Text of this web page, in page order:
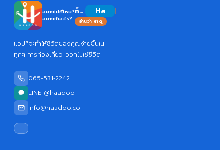
อยากไปที่ไหน?
อยากทำอะไร?
ก็...
อ่านว่า หาดู
แอปที่จะทำให้ชีวิตของคุณง่ายขึ้นใน
ทุกๆ การท่องเที่ยว ออกไปใช้ชีวิต
065-531-2242
LINE @haadoo
Info@haadoo.co